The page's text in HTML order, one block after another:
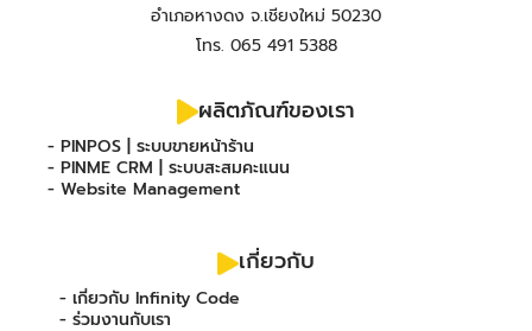
อำเภอหางดง จ.เชียงใหม่ 50230
โทร. 065 491 5388
ผลิตภัณฑ์ของเรา
- PINPOS | ระบบขายหน้าร้าน
- PINME CRM | ระบบสะสมคะแนน
- Website Management
เกี่ยวกับ
- เกี่ยวกับ Infinity Code
- ร่วมงานกับเรา